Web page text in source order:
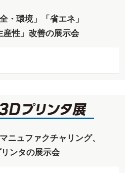
・環境」「省エネ」
産性」改善の展示会
ニュファクチャリング、
ンタの展示会